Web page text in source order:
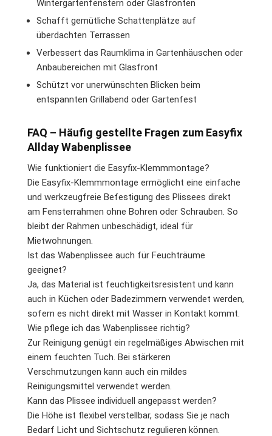
Wintergartenfenstern oder Glasfronten
Schafft gemütliche Schattenplätze auf
überdachten Terrassen
Verbessert das Raumklima in Gartenhäuschen oder
Anbaubereichen mit Glasfront
Schützt vor unerwünschten Blicken beim
entspannten Grillabend oder Gartenfest
FAQ – Häufig gestellte Fragen zum Easyfix
Allday Wabenplissee
Wie funktioniert die Easyfix-Klemmmontage?
Die Easyfix-Klemmmontage ermöglicht eine einfache
und werkzeugfreie Befestigung des Plissees direkt
am Fensterrahmen ohne Bohren oder Schrauben. So
bleibt der Rahmen unbeschädigt, ideal für
Mietwohnungen.
Ist das Wabenplissee auch für Feuchträume
geeignet?
Ja, das Material ist feuchtigkeitsresistent und kann
auch in Küchen oder Badezimmern verwendet werden,
sofern es nicht direkt mit Wasser in Kontakt kommt.
Wie pflege ich das Wabenplissee richtig?
Zur Reinigung genügt ein regelmäßiges Abwischen mit
einem feuchten Tuch. Bei stärkeren
Verschmutzungen kann auch ein mildes
Reinigungsmittel verwendet werden.
Kann das Plissee individuell angepasst werden?
Die Höhe ist flexibel verstellbar, sodass Sie je nach
Bedarf Licht und Sichtschutz regulieren können.